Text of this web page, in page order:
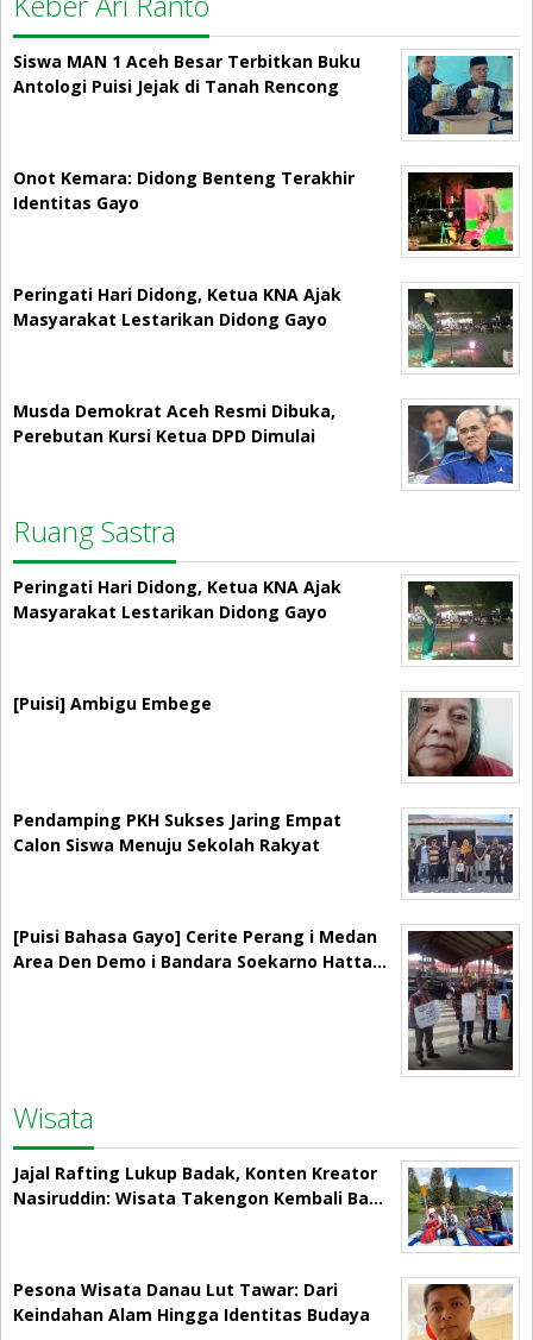
Siswa MAN 1 Aceh Besar Terbitkan Buku
Antologi Puisi Jejak di Tanah Rencong
Onot Kemara: Didong Benteng Terakhir
Identitas Gayo
Peringati Hari Didong, Ketua KNA Ajak
Masyarakat Lestarikan Didong Gayo
Musda Demokrat Aceh Resmi Dibuka,
Perebutan Kursi Ketua DPD Dimulai
Ruang Sastra
Peringati Hari Didong, Ketua KNA Ajak
Masyarakat Lestarikan Didong Gayo
[Puisi] Ambigu Embege
Pendamping PKH Sukses Jaring Empat
Calon Siswa Menuju Sekolah Rakyat
[Puisi Bahasa Gayo] Cerite Perang i Medan
Area Den Demo i Bandara Soekarno Hatta…
Wisata
Jajal Rafting Lukup Badak, Konten Kreator
Nasiruddin: Wisata Takengon Kembali Ba…
Pesona Wisata Danau Lut Tawar: Dari
Keindahan Alam Hingga Identitas Budaya